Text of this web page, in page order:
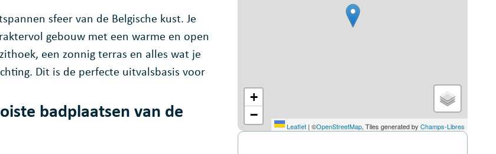
sfeer van de Belgische kust. Je
gebouw met een warme en open
een zonnig terras en alles wat je
Dit is de perfecte uitvalsbasis voor
badplaatsen van de
+
−
Leaflet | ©OpenStreetMap, Tiles generated by Champs-Libres